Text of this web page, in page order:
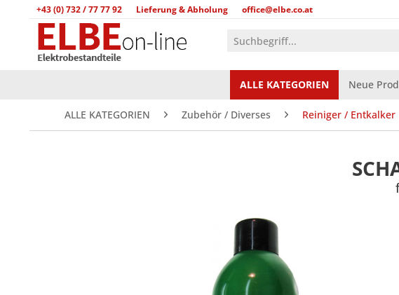
+43 (0) 732 / 77 77 92 Lieferung & Abholung office@elbe.co.at
ALLE KATEGORIEN Neue
ALLE KATEGORIEN Zubehör / Diverses Reiniger / Entkalker